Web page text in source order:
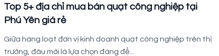
Top 5+ địa chỉ mua bán quạt công nghiệp tại
Phú Yên giá rẻ
Giữa hàng loạt đơn vị kinh doanh quạt công nghiệp trên thị
trường, đâu mới là lựa chọn đáng để...